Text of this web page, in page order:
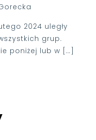
2024 uległy
grup.
poniżej lub w […]